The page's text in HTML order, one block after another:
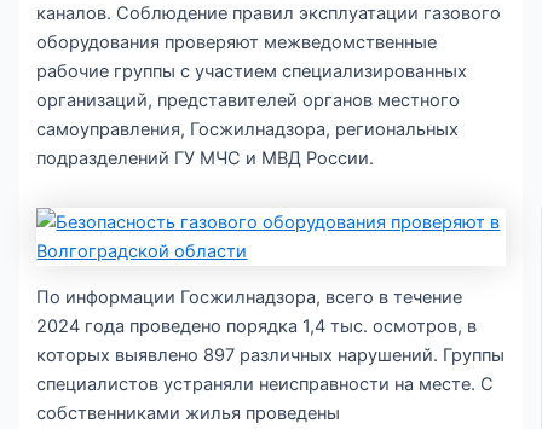
каналов. Соблюдение правил эксплуатации газового
оборудования проверяют межведомственные
рабочие группы с участием специализированных
организаций, представителей органов местного
самоуправления, Госжилнадзора, региональных
подразделений ГУ МЧС и МВД России.
По информации Госжилнадзора, всего в течение
2024 года проведено порядка 1,4 тыс. осмотров, в
которых выявлено 897 различных нарушений. Группы
специалистов устраняли неисправности на месте. С
собственниками жилья проведены